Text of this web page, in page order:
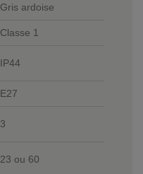
Gris ardoise
Classe 1
IP44
E27
3
23 ou 60